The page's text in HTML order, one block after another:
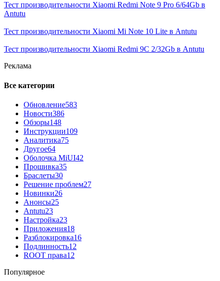
Тест производительности Xiaomi Redmi Note 9 Pro 6/64Gb в
Antutu
Тест производительности Xiaomi Mi Note 10 Lite в Antutu
Тест производительности Xiaomi Redmi 9C 2/32Gb в Antutu
Реклама
Все категории
Обновление583
Новости386
Обзоры148
Инструкции109
Аналитика75
Другое64
Оболочка MiUI42
Прошивка35
Браслеты30
Решение проблем27
Новинки26
Анонсы25
Antutu23
Настройка23
Приложения18
Разблокировка16
Подлинность12
ROOT права12
Популярное